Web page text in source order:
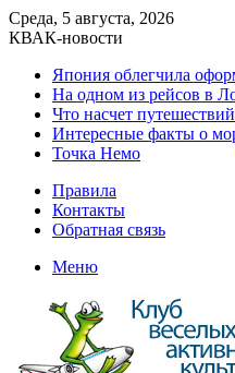
Среда, 5 августа, 2026
КВАК-новости
Япония облегчила
На одном из рейсов в
Что насчет
Интересные факты о
Точка Немо
Правила
Контакты
Обратная связь
Меню